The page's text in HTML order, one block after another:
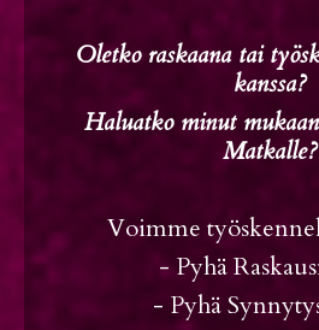
Oletko raskaana tai
kanssa?
Haluatko minut
Matkalle?
Voimme
- Pyhä
- Pyhä